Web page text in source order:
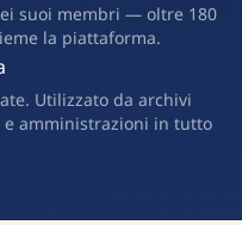
suoi membri — oltre 180
la piattaforma.
Utilizzato da archivi
amministrazioni in tutto